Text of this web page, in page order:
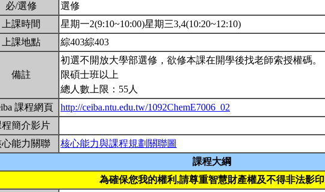
必/選修
選修
上課時間
星期一2(9:10~10:00)星期三3,4(10:20~12:10)
上課地點
綜403綜403
備註
初選不開放大學部選修，欲修本課在開學後找老師索授權碼。
限碩士班以上
總人數上限：55人
課程網頁
http://ceiba.ntu.edu.tw/1092ChemE7006_02
程簡介影片
心能力關聯
核心能力與課程規劃關聯圖
課程大綱
為確保您我的權利,請尊重智慧財產權及不得非法影印